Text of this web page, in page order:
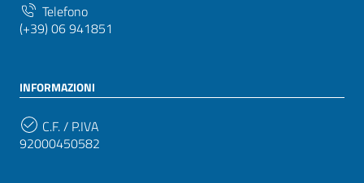
Telefono
(+39) 06 941851
INFORMAZIONI
C.F. / P.IVA
92000450582